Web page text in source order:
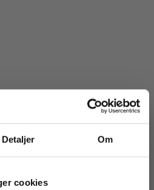
Detaljer Om
cookies
find masterclasses mm.